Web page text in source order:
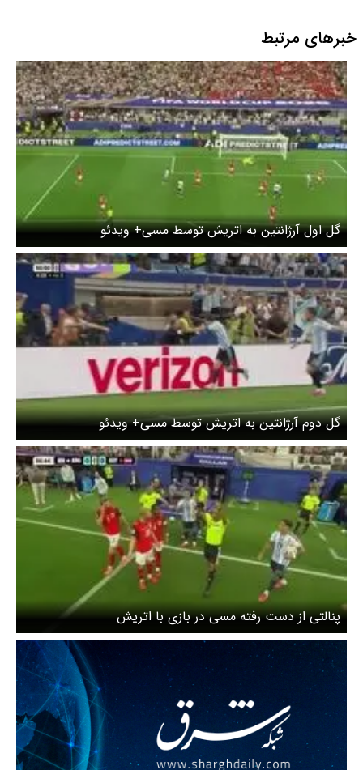
خبرهای مرتبط
گل اول آرژانتین به اتریش توسط مسی+ ویدئو
گل دوم آرژانتین به اتریش توسط مسی+ ویدئو
پنالتی از دست رفته مسی در بازی با اتریش